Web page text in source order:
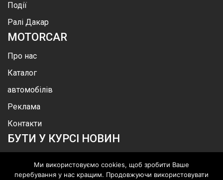
Події
Ралі Дакар
MOTORCAR
Про нас
Каталог
автомобілів
Реклама
Контакти
БУТИ У КУРСІ НОВИН
Ми використовуємо cookies, щоб зробити Ваше
перебування у нас кращим. Продовжуючи використовувати